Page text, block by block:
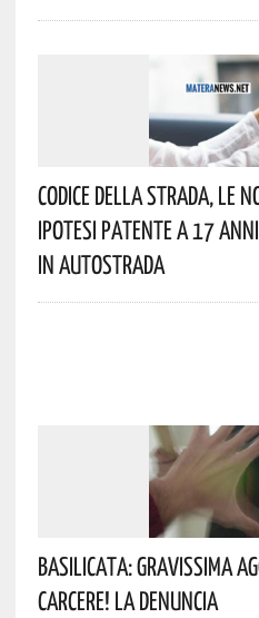
Codice Della Strada, Le
Ipotesi Patente A 17
In Autostrada
Basilicata: Gravissima
Carcere! La Denuncia